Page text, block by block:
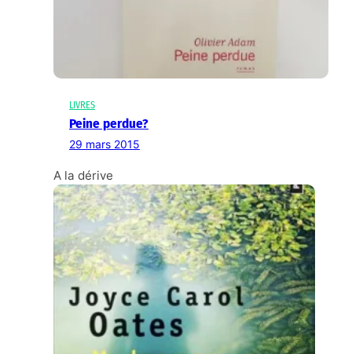
LIVRES
Peine perdue?
29 mars 2015
A la dérive